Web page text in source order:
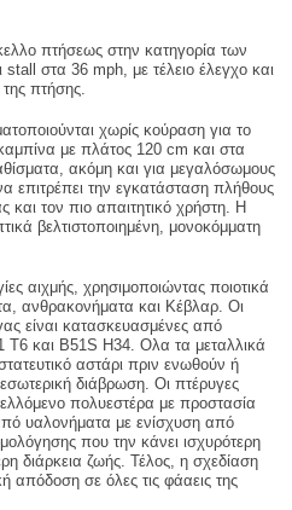
πτήσεως στην κατηγορία των
στα 36 mph, με τέλειο έλεγχο και
της πτήσης.
χωρίς κούραση για το
με πλάτος 120 cm και στα
ακόμη και για μεγαλόσωμους
επιτρέπει την εγκατάσταση πλήθους
τον πιο απαιτητικό χρήστη. Η
βελτιστοποιημένη, μονοκόμματη
αιχμής, χρησιμοποιώντας ποιοτικά
ανθρακονήματα και Κέβλαρ. Οι
είναι κατασκευασμένες από
T6 και B51S H34. Ολα τα μεταλλικά
αστάρι πριν ενωθούν ή
διάβρωση. Οι πτέρυγες
πολυεστέρα με προστασία
υαλονήματα με ενίσχυση από
που την κάνει ισχυρότερη
διάρκεια ζωής. Τέλος, η σχεδίαση
απόδοση σε όλες τις φάαεις της